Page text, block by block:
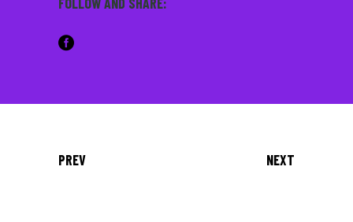
PREV NEXT